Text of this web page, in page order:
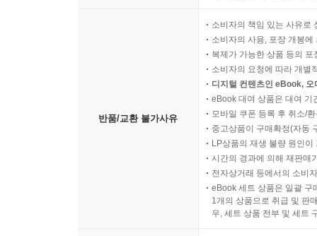
반품/교환 불가사유
소비자의 책임 있는 사유로
소비자의 사용, 포장 개봉
복제가 가능한 상품 등의
소비자의 요청에 따라 개별
디지털 컨텐츠인 eBook,
eBook 대여 상품은 대여 기
모바일 쿠폰 등록 후 취소/
중고상품이 구매확정(자동
LP상품의 재생 불량 원인
시간의 경과에 의해 재판매
전자상거래 등에서의 소비
eBook 세트 상품은 일괄 구
1개의 상품으로 취급 및 판
우, 세트 상품 전부 및 세트